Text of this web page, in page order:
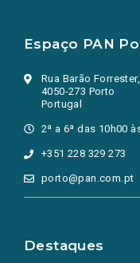
Espaço PAN
Rua Barão
4050-273 Porto
Portugal
2ª a 6ª das 10h00
+351 228 329 273
porto@pan.com.pt
Destaques